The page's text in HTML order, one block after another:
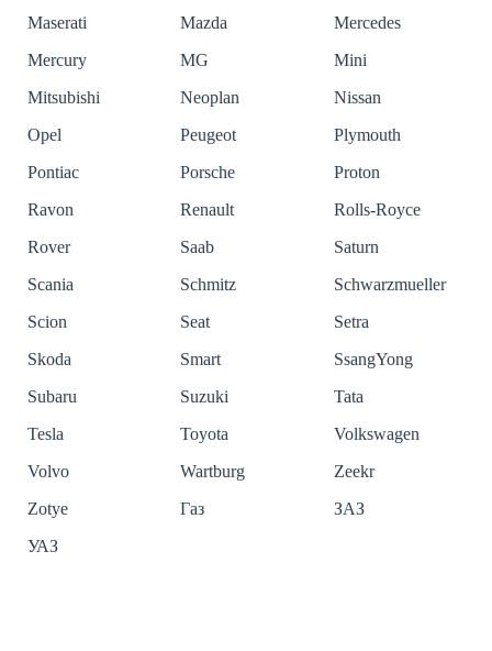
Maserati
Mazda
Mercedes
Mercury
MG
Mini
Mitsubishi
Neoplan
Nissan
Opel
Peugeot
Plymouth
Pontiac
Porsche
Proton
Ravon
Renault
Rolls-Royce
Rover
Saab
Saturn
Scania
Schmitz
Schwarzmueller
Scion
Seat
Setra
Skoda
Smart
SsangYong
Subaru
Suzuki
Tata
Tesla
Toyota
Volkswagen
Volvo
Wartburg
Zeekr
Zotye
Газ
ЗАЗ
УАЗ